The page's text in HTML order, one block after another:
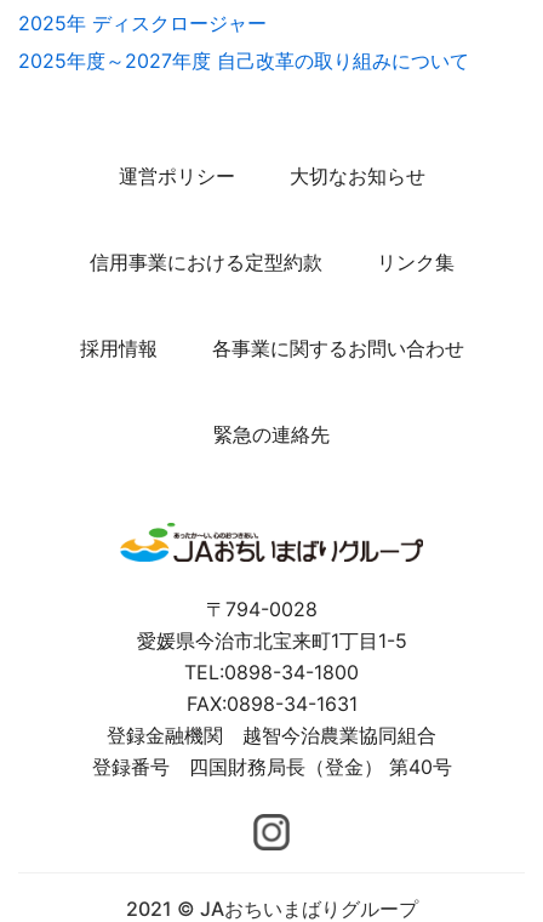
2025年 ディスクロージャー
2025年度～2027年度 自己改革の取り組みについて
運営ポリシー 大切なお知らせ
信用事業における定型約款 リンク集
採用情報 各事業に関するお問い合わせ
緊急の連絡先
〒794-0028
愛媛県今治市北宝来町1丁目1-5
TEL:0898-34-1800
FAX:0898-34-1631
登録金融機関 越智今治農業協同組合
登録番号 四国財務局長（登金） 第40号
2021 © JAおちいまばりグループ